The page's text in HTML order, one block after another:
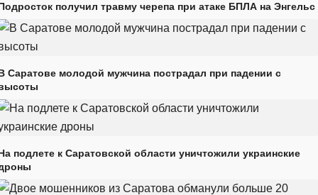
получил травму черепа при атаке БПЛА на Энгельс
Саратове молодой мужчина пострадал при падении с
подлете к Саратовской области уничтожили украинские